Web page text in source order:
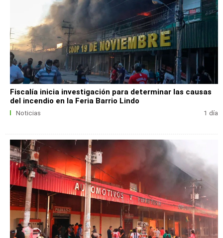
Fiscalía inicia investigación para determinar las causas
del incendio en la Feria Barrio Lindo
Noticias 1 día